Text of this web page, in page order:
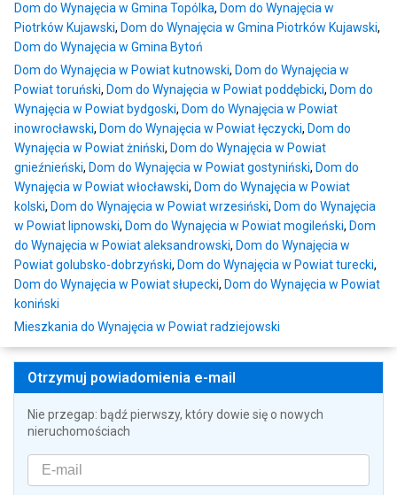
Dom do Wynajęcia w Gmina Topólka, Dom do Wynajęcia w
Piotrków Kujawski, Dom do Wynajęcia w Gmina Piotrków Kujawski,
Dom do Wynajęcia w Gmina Bytoń
Dom do Wynajęcia w Powiat kutnowski, Dom do Wynajęcia w
Powiat toruński, Dom do Wynajęcia w Powiat poddębicki, Dom do
Wynajęcia w Powiat bydgoski, Dom do Wynajęcia w Powiat
inowrocławski, Dom do Wynajęcia w Powiat łęczycki, Dom do
Wynajęcia w Powiat żniński, Dom do Wynajęcia w Powiat
gnieźnieński, Dom do Wynajęcia w Powiat gostyniński, Dom do
Wynajęcia w Powiat włocławski, Dom do Wynajęcia w Powiat
kolski, Dom do Wynajęcia w Powiat wrzesiński, Dom do Wynajęcia
w Powiat lipnowski, Dom do Wynajęcia w Powiat mogileński, Dom
do Wynajęcia w Powiat aleksandrowski, Dom do Wynajęcia w
Powiat golubsko-dobrzyński, Dom do Wynajęcia w Powiat turecki,
Dom do Wynajęcia w Powiat słupecki, Dom do Wynajęcia w Powiat
koniński
Mieszkania do Wynajęcia w Powiat radziejowski
Otrzymuj powiadomienia e-mail
Nie przegap: bądź pierwszy, który dowie się o nowych
nieruchomościach